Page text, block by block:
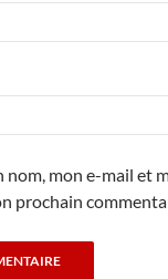
nom, mon e-mail et
prochain